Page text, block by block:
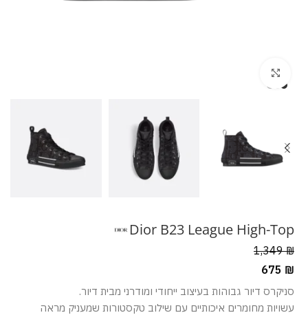
Dior B23 League High-Top
1,349₪
675 ₪
סניקרס דיור גבוהות בעיצוב ייחודי ומודרני מבית דיור.
עשויות מחומרים איכותיים עם שילוב טקסטורות שמעניק מראה